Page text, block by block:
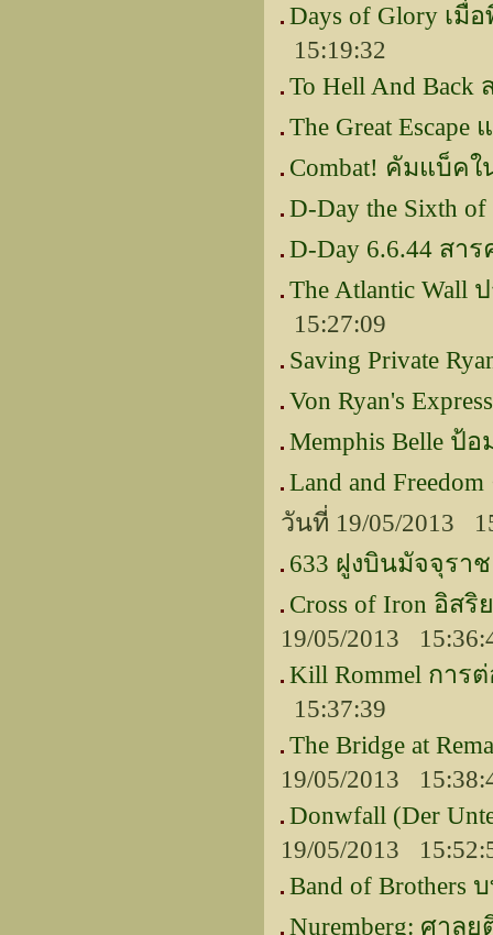
Days of Glory เ
15:19:32
To Hell And
The Great
Combat! คัมแบ็ค
D-Day the Sixth
D-Day 6.6.44 สา
The Atlantic Wall
15:27:09
Saving Private
Von Ryan's
Memphis Belle ป้
Land and
วันที่ 19/05/2013
633 ฝูงบินมัจจุราช
Cross of Iron อิส
19/05/2013
Kill Rommel กา
15:37:39
The Bridge at
19/05/2013
Donwfall (Der
19/05/2013
Band of Brothers
Nuremberg: ศาล